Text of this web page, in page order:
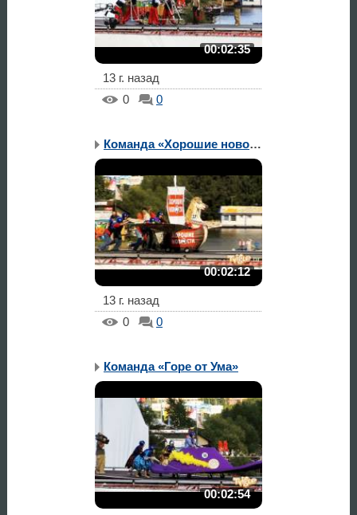
00:02:35
13 г. назад
0
0
Команда «Хорошие новости»
00:02:12
13 г. назад
0
0
Команда «Горе от Ума»
00:02:54